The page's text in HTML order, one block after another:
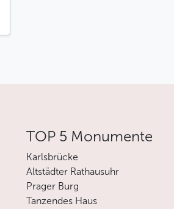
TOP 5 Monumente
Karlsbrücke
Altstädter Rathausuhr
Prager Burg
Tanzendes Haus